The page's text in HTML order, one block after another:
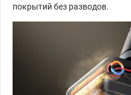
покрытий без разводов.